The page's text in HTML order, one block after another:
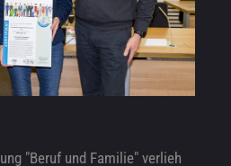
"Beruf und Familie" verlieh